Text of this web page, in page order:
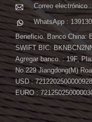
Correo electrónico
WhatsApp :
Beneficio. Banco China:
SWIFT BIC:
Agregar banco. : 19F,
No.229 Jiangdong(M)
USD :
EURO :